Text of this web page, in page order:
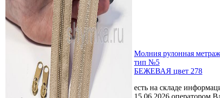
Молния рулонная
тип №5
БЕЖЕВАЯ цвет 278
есть на складе
15.06.2026 оператором